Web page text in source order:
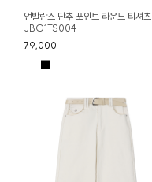
언발란스 단추 포인트 라운드 티셔츠
JBG1TS004
79,000
■